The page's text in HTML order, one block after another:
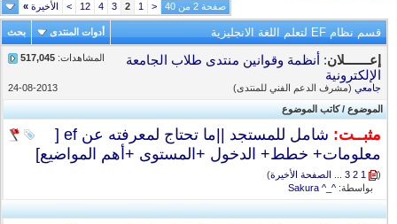
صفحة 2 من 40 <
1
3
4
12 الأخيرة »
قسم نظام EF لتعلم اللغة الانجليزية أدوات المنتدى بحث
المشاهدات:517,045 إعـــــــلان:أنظمة وقوانين منتدى طلاب الجامعة
الإلكترونية
24-08-2013 جامعي(مشرف الدعم الفني للمنتدى)
الموضوع/كاتب الموضوع
مثبــت:
شامل للمستجد ||ما تحتاج لمعرفته عن ef [
معلومات+ خطط+ الدخول +المستوى +أهم المواضيع]
1
2
3
... الصفحة الأخيرة)
بواسطة:^_^ Sakura